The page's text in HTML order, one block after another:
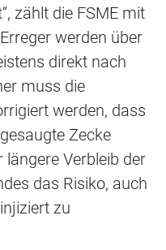
zählt die FSME mit
werden über
direkt nach
muss die
werden, dass
Zecke
längere Verbleib der
das Risiko, auch
zu